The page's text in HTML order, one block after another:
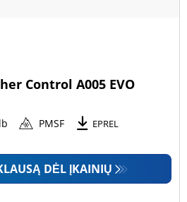
Control A005 EVO
PMSF EPREL
DĖL ĮKAINIŲ